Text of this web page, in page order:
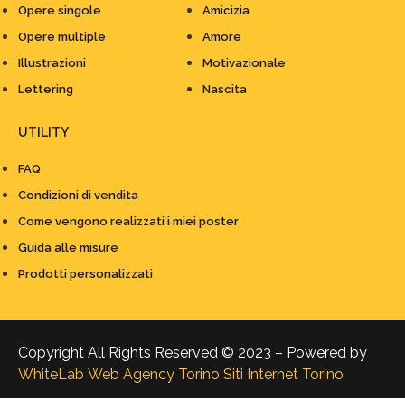
Opere singole
Opere multiple
Illustrazioni
Lettering
Amicizia
Amore
Motivazionale
Nascita
UTILITY
FAQ
Condizioni di vendita
Come vengono realizzati i miei poster
Guida alle misure
Prodotti personalizzati
Copyright All Rights Reserved © 2023 – Powered by
WhiteLab Web Agency Torino Siti Internet Torino